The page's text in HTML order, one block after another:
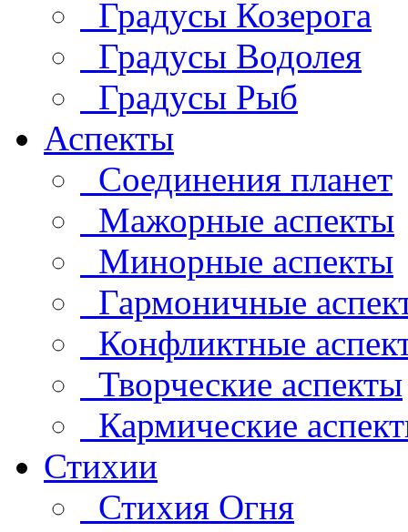
Градусы Козерога
Градусы Водолея
Градусы Рыб
Аспекты
Соединения планет
Мажорные аспекты
Минорные аспекты
Гармоничные
Конфликтные
Творческие аспекты
Кармические
Стихии
Стихия Огня